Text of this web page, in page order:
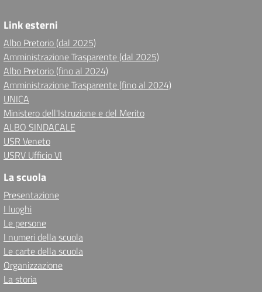
Link esterni
Albo Pretorio (dal 2025)
Amministrazione Trasparente (dal 2025)
Albo Pretorio (fino al 2024)
Amministrazione Trasparente (fino al 2024)
UNICA
Ministero dell'Istruzione e del Merito
ALBO SINDACALE
USR Veneto
USRV Ufficio VI
La scuola
Presentazione
I luoghi
Le persone
I numeri della scuola
Le carte della scuola
Organizzazione
La storia